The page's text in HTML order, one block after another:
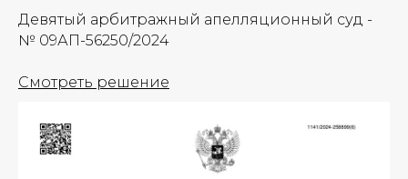
Девятый арбитражный апелляционный суд -
№ 09АП-56250/2024
Смотреть решение